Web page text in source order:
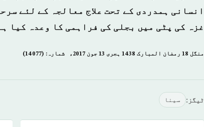
انسانی ہمدردی کے تحت علاج معالجہ کے لئے
غزہ کی پٹی میں بجلی کی فراہمی کا وعدہ کیا
منگل 18 رمضان المبارک 1438 ہجری­ 13 جون 2017ء شمارہ: (14077)
ٹیگز: سینا